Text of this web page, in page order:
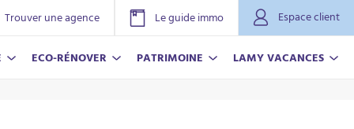
Trouver une agence Le guide immo
Espace client
ECO-RÉNOVER PATRIMOINE LAMY VACANCES